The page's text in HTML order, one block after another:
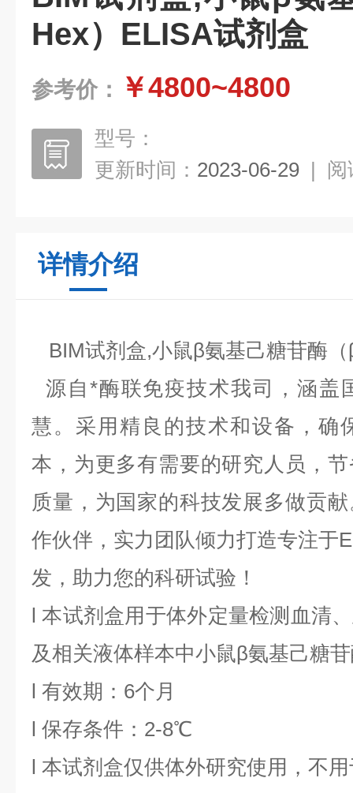
Hex）ELISA试剂盒
参考价： ￥4800~4800
型号：
更新时间： 2023-06-29 | 阅
详情介绍
BIM试剂盒,小鼠β氨基己糖苷酶
源自*酶联免疫技术我司，涵盖
慧。采用精良的技术和设备，确
本，为更多有需要的研究人员，
质量，为国家的科技发展多做贡
作伙伴，实力团队倾力打造专注于
发，助力您的科研试验！
l本试剂盒用于体外定量检测血清
及相关液体样本中小鼠β氨基己糖
l 有效期：6个月
l 保存条件： 2-8℃
l 本试剂盒仅供体外研究使用，不